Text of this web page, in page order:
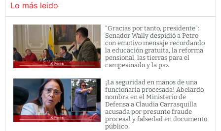
Lo más leido
“Gracias por tanto, presidente”:
Senador Wally despidió a Petro
con emotivo mensaje recordando
la educación gratuita, la reforma
pensional, las tierras para el
campesinado y la paz
¡La seguridad en manos de una
funcionaria procesada! Abelardo
nombra en el Ministerio de
Defensa a Claudia Carrasquilla
acusada por presunto fraude
procesal y falsedad en documento
público